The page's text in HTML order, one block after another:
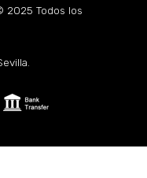
2025 Todos los